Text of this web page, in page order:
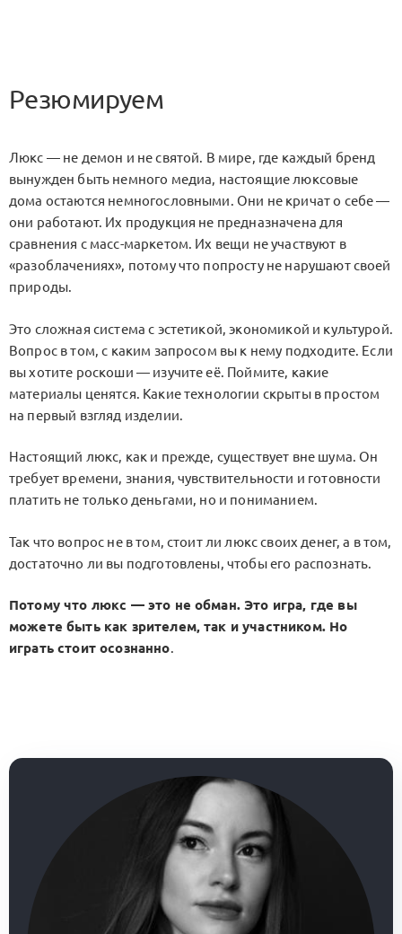
Резюмируем
Люкс — не демон и не святой. В мире, где каждый бренд
вынужден быть немного медиа, настоящие люксовые
дома остаются немногословными. Они не кричат о себе —
они работают. Их продукция не предназначена для
сравнения с масс-маркетом. Их вещи не участвуют в
«разоблачениях», потому что попросту не нарушают своей
природы.
Это сложная система с эстетикой, экономикой и культурой.
Вопрос в том, с каким запросом вы к нему подходите. Если
вы хотите роскоши — изучите её. Поймите, какие
материалы ценятся. Какие технологии скрыты в простом
на первый взгляд изделии.
Настоящий люкс, как и прежде, существует вне шума. Он
требует времени, знания, чувствительности и готовности
платить не только деньгами, но и пониманием.
Так что вопрос не в том, стоит ли люкс своих денег, а в том,
достаточно ли вы подготовлены, чтобы его распознать.
Потому что люкс — это не обман. Это игра, где вы
можете быть как зрителем, так и участником. Но
играть стоит осознанно.